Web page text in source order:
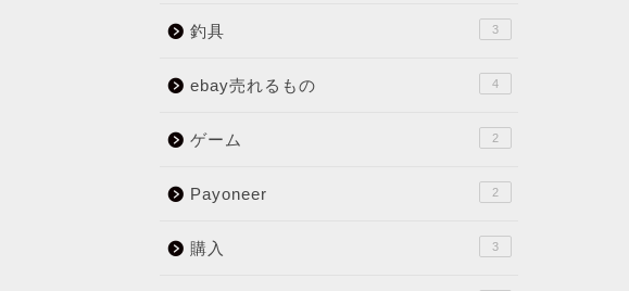
釣具 3
ebay売れるもの 4
ゲーム 2
Payoneer 2
購入 3